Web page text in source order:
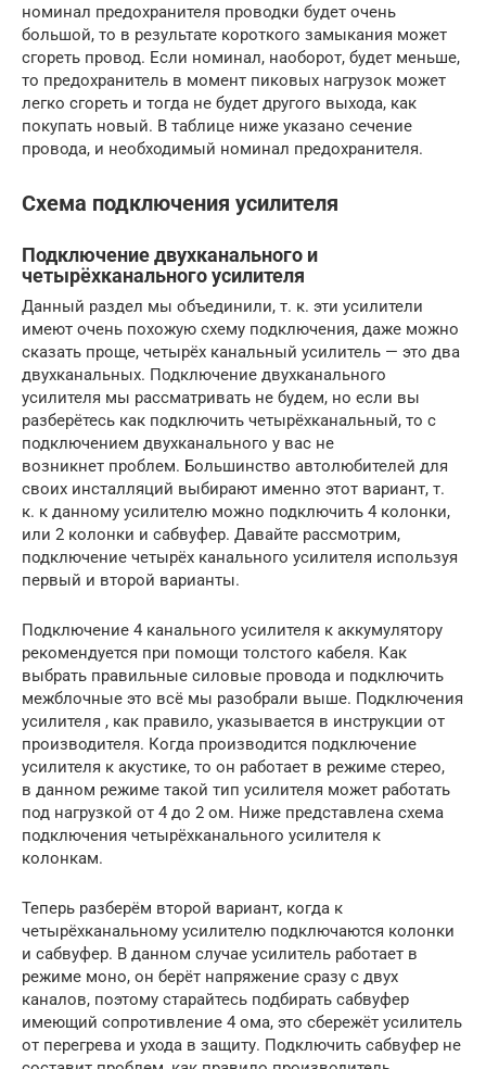
номинал предохранителя проводки будет очень
большой, то в результате короткого замыкания может
сгореть провод. Если номинал, наоборот, будет меньше,
то предохранитель в момент пиковых нагрузок может
легко сгореть и тогда не будет другого выхода, как
покупать новый. В таблице ниже указано сечение
провода, и необходимый номинал предохранителя.
Схема подключения усилителя
Подключение двухканального и
четырёхканального усилителя
Данный раздел мы объединили, т. к. эти усилители
имеют очень похожую схему подключения, даже можно
сказать проще, четырёх канальный усилитель — это два
двухканальных. Подключение двухканального
усилителя мы рассматривать не будем, но если вы
разберётесь как подключить четырёхканальный, то с
подключением двухканального у вас не
возникнет проблем. Большинство автолюбителей для
своих инсталляций выбирают именно этот вариант, т.
к. к данному усилителю можно подключить 4 колонки,
или 2 колонки и сабвуфер. Давайте рассмотрим,
подключение четырёх канального усилителя используя
первый и второй варианты.
Подключение 4 канального усилителя к аккумулятору
рекомендуется при помощи толстого кабеля. Как
выбрать правильные силовые провода и подключить
межблочные это всё мы разобрали выше. Подключения
усилителя , как правило, указывается в инструкции от
производителя. Когда производится подключение
усилителя к акустике, то он работает в режиме стерео,
в данном режиме такой тип усилителя может работать
под нагрузкой от 4 до 2 ом. Ниже представлена схема
подключения четырёхканального усилителя к
колонкам.
Теперь разберём второй вариант, когда к
четырёхканальному усилителю подключаются колонки
и сабвуфер. В данном случае усилитель работает в
режиме моно, он берёт напряжение сразу с двух
каналов, поэтому старайтесь подбирать сабвуфер
имеющий сопротивление 4 ома, это сбережёт усилитель
от перегрева и ухода в защиту. Подключить сабвуфер не